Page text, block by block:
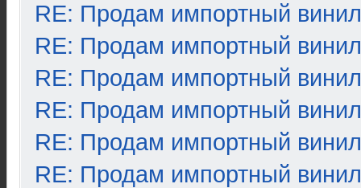
RE: Продам импортный винил
RE: Продам импортный винил
RE: Продам импортный винил
RE: Продам импортный винил
RE: Продам импортный винил
RE: Продам импортный винил